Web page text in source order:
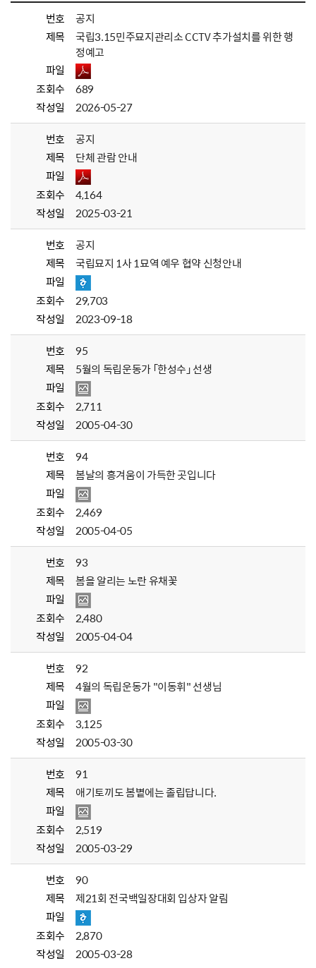
번호
공지
제목
국립3.15민주묘지관리소 CCTV 추가설치를 위한 행
정예고
파일
조회수
689
작성일
2026-05-27
번호
공지
제목
단체 관람 안내
파일
조회수
4,164
작성일
2025-03-21
번호
공지
제목
국립묘지 1사 1묘역 예우 협약 신청안내
파일
조회수
29,703
작성일
2023-09-18
번호
95
제목
5월의 독립운동가 「한성수」 선생
파일
조회수
2,711
작성일
2005-04-30
번호
94
제목
봄날의 흥겨움이 가득한 곳입니다
파일
조회수
2,469
작성일
2005-04-05
번호
93
제목
봄을 알리는 노란 유채꽃
파일
조회수
2,480
작성일
2005-04-04
번호
92
제목
4월의 독립운동가 "이동휘" 선생님
파일
조회수
3,125
작성일
2005-03-30
번호
91
제목
애기토끼도 봄볕에는 졸립답니다.
파일
조회수
2,519
작성일
2005-03-29
번호
90
제목
제21회 전국백일장대회 입상자 알림
파일
조회수
2,870
작성일
2005-03-28